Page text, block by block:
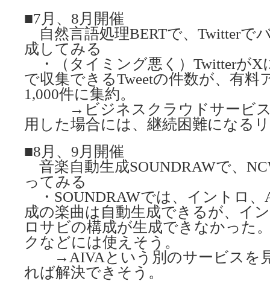
■7月、8月開催
自然言語処理BERTで、Twitterで
成してみる
・（タイミング悪く）TwitterがX
で収集できるTweetの件数が、有料
1,000件に集約。
→ビジネスクラウドサービス
用した場合には、継続困難になる
■8月、9月開催
音楽自動生成SOUNDRAWで、
ってみる
・SOUNDRAWでは、イントロ、
成の楽曲は自動生成できるが、イ
ロサビの構成が生成できなかった
クなどには使えそう。
→AIVAという別のサービスを
れば解決できそう。